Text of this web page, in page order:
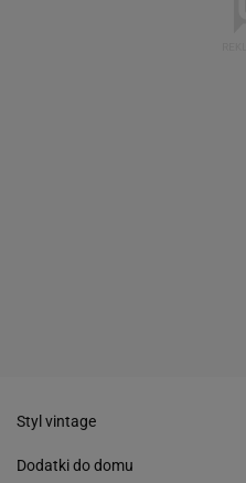
Styl vintage
Dodatki do domu